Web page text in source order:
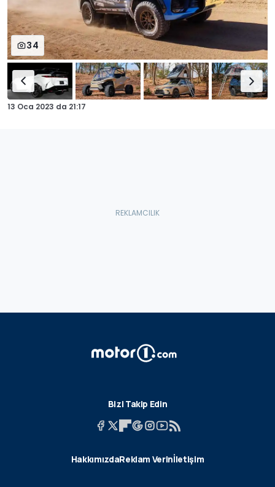
34
13 Oca 2023 da 21:17
Bizi Takip Edin
HakkımızdaReklam Verinİletişim